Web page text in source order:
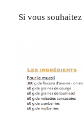
Si vous souhaitez